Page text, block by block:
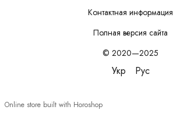
Контактная информация
Полная версия сайта
© 2020—2025
Укр Рус
Online store built with Horoshop